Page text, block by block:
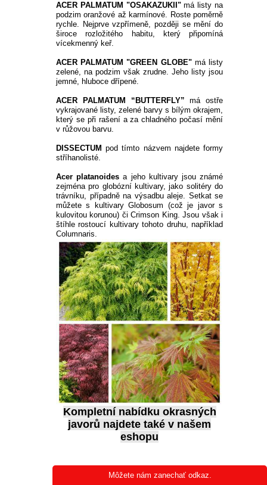
Môžete nám zanechať odkaz.
ACER PALMATUM "OSAKAZUKII" má listy na
podzim oranžové až karmínové. Roste poměrně
rychle. Nejprve vzpřímeně, později se mění do
široce rozložitého habitu, který připomíná
vícekmenný keř.
ACER PALMATUM "GREEN GLOBE" má listy
zelené, na podzim však zrudne. Jeho listy jsou
jemné, hluboce dřípené.
ACER PALMATUM “BUTTERFLY” má ostře
vykrajované listy, zelené barvy s bílým okrajem,
který se při rašení a za chladného počasí mění
v růžovou barvu.
DISSECTUM pod tímto názvem najdete formy
stříhanolisté.
Acer platanoides a jeho kultivary jsou známé
zejména pro globózní kultivary, jako solitéry do
trávníku, případně na výsadbu aleje. Setkat se
můžete s kultivary Globosum (což je javor s
kulovitou korunou) či Crimson King. Jsou však i
štíhle rostoucí kultivary tohoto druhu, například
Columnaris.
Kompletní nabídku okrasných
javorů najdete také v našem
eshopu
NEOPADAVÝ JAVOR